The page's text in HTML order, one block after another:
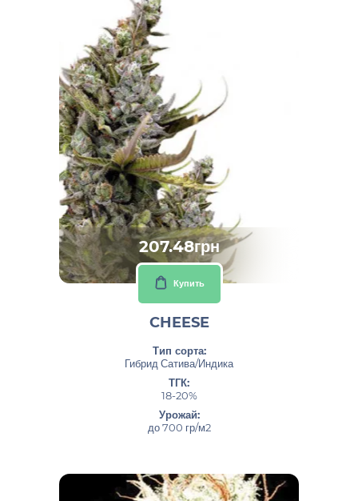
207.48грн
Купить
CHEESE
Тип сорта:
Гибрид Сатива/Индика
ТГК:
18-20%
Урожай:
до 700 гр/м2